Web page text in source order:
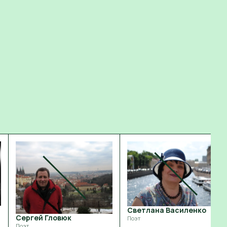
Сергей Гловюк
Светлана Василенко
Поэт